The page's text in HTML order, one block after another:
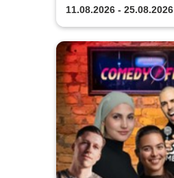
11.08.2026 - 25.08.2026